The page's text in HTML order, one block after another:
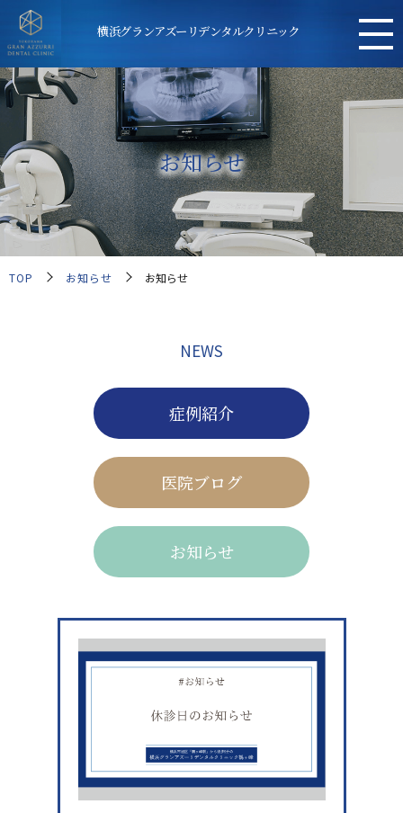
横浜グランアズーリデンタルクリニック
お知らせ
TOP お知らせ お知らせ
NEWS
症例紹介
医院ブログ
お知らせ